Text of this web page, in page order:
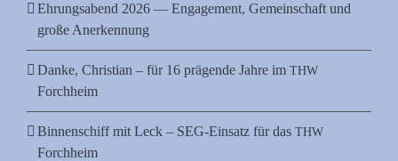
Ehrungsabend 2026 — Engagement, Gemeinschaft und
große Anerkennung
Danke, Christian – für 16 prägende Jahre im THW
Forchheim
Binnenschiff mit Leck – SEG-Einsatz für das THW
Forchheim